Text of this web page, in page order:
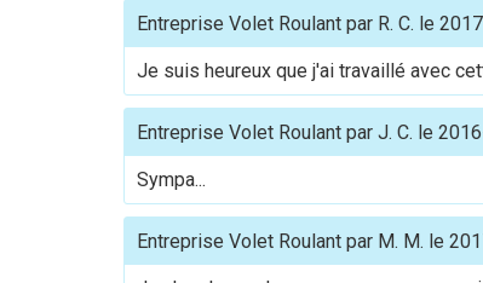
Entreprise Volet Roulant par R. C. le
Je suis heureux que j'ai travaillé avec
Entreprise Volet Roulant par J. C. le
Sympa...
Entreprise Volet Roulant par M. M. le